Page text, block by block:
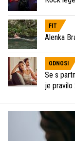
FIT
Alenka
ODNOSI
Se s
je pravilo